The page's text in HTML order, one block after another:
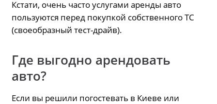
Кстати, очень часто услугами аренды авто
пользуются перед покупкой собственного ТС
(своеобразный тест-драйв).
Где выгодно арендовать
авто?
Если вы решили погостевать в Киеве или